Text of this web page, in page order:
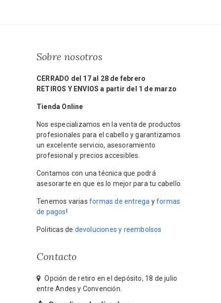
Sobre nosotros
CERRADO del 17 al 28 de febrero
RETIROS Y ENVIOS a partir del 1 de marzo
Tienda Online
Nos especializamos en la venta de productos
profesionales para el cabello y garantizamos
un excelente servicio, asesoramiento
profesional y precios accesibles.
Contamos con una técnica que podrá
asesorarte en que es lo mejor para tu cabello.
Tenemos varias formas de entrega yformas
de pagos!
Politicas de devoluciones y reembolsos
Contacto
Opción de retiro en el depósito, 18 de julio
entre Andes y Convención.